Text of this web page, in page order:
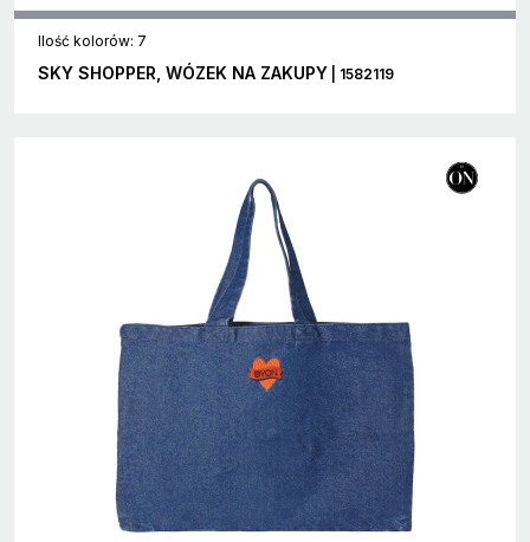
Ilość kolorów: 7
SKY SHOPPER, WÓZEK NA ZAKUPY | 1582119